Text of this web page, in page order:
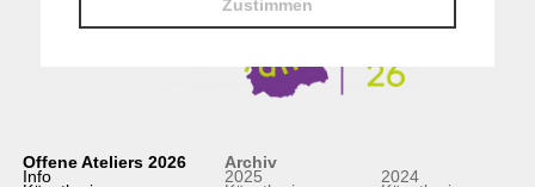
Offene Ateliers 2026
Info
Archiv
2025 2024
Zustimmen